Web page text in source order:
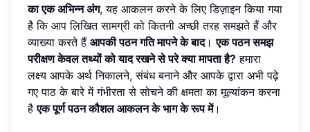
का एक अभिन्न अंग, यह आकलन करने के लिए डिज़ाइन किया गया
है कि आप लिखित सामग्री को कितनी अच्छी तरह समझते हैं और
व्याख्या करते हैं आपकी पठन गति मापने के बाद।एक पठन समझ
परीक्षण केवल तथ्यों को याद रखने से परे क्या मापता है? हमारा
लक्ष्य आपके अर्थ निकालने, संबंध बनाने और आपके द्वारा अभी पढ़े
गए पाठ के बारे में गंभीरता से सोचने की क्षमता का मूल्यांकन करना
हैएक पूर्ण पठन कौशल आकलन के भाग के रूप में।